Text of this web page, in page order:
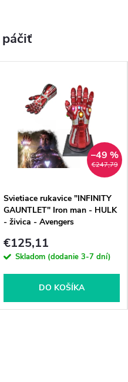
€247,79
–49 %
Svietiace rukavice "INFINITY
GAUNTLET" Iron man - HULK
- živica - Avengers
€125,11
Skladom (dodanie 3-7 dní)
DO KOŠÍKA